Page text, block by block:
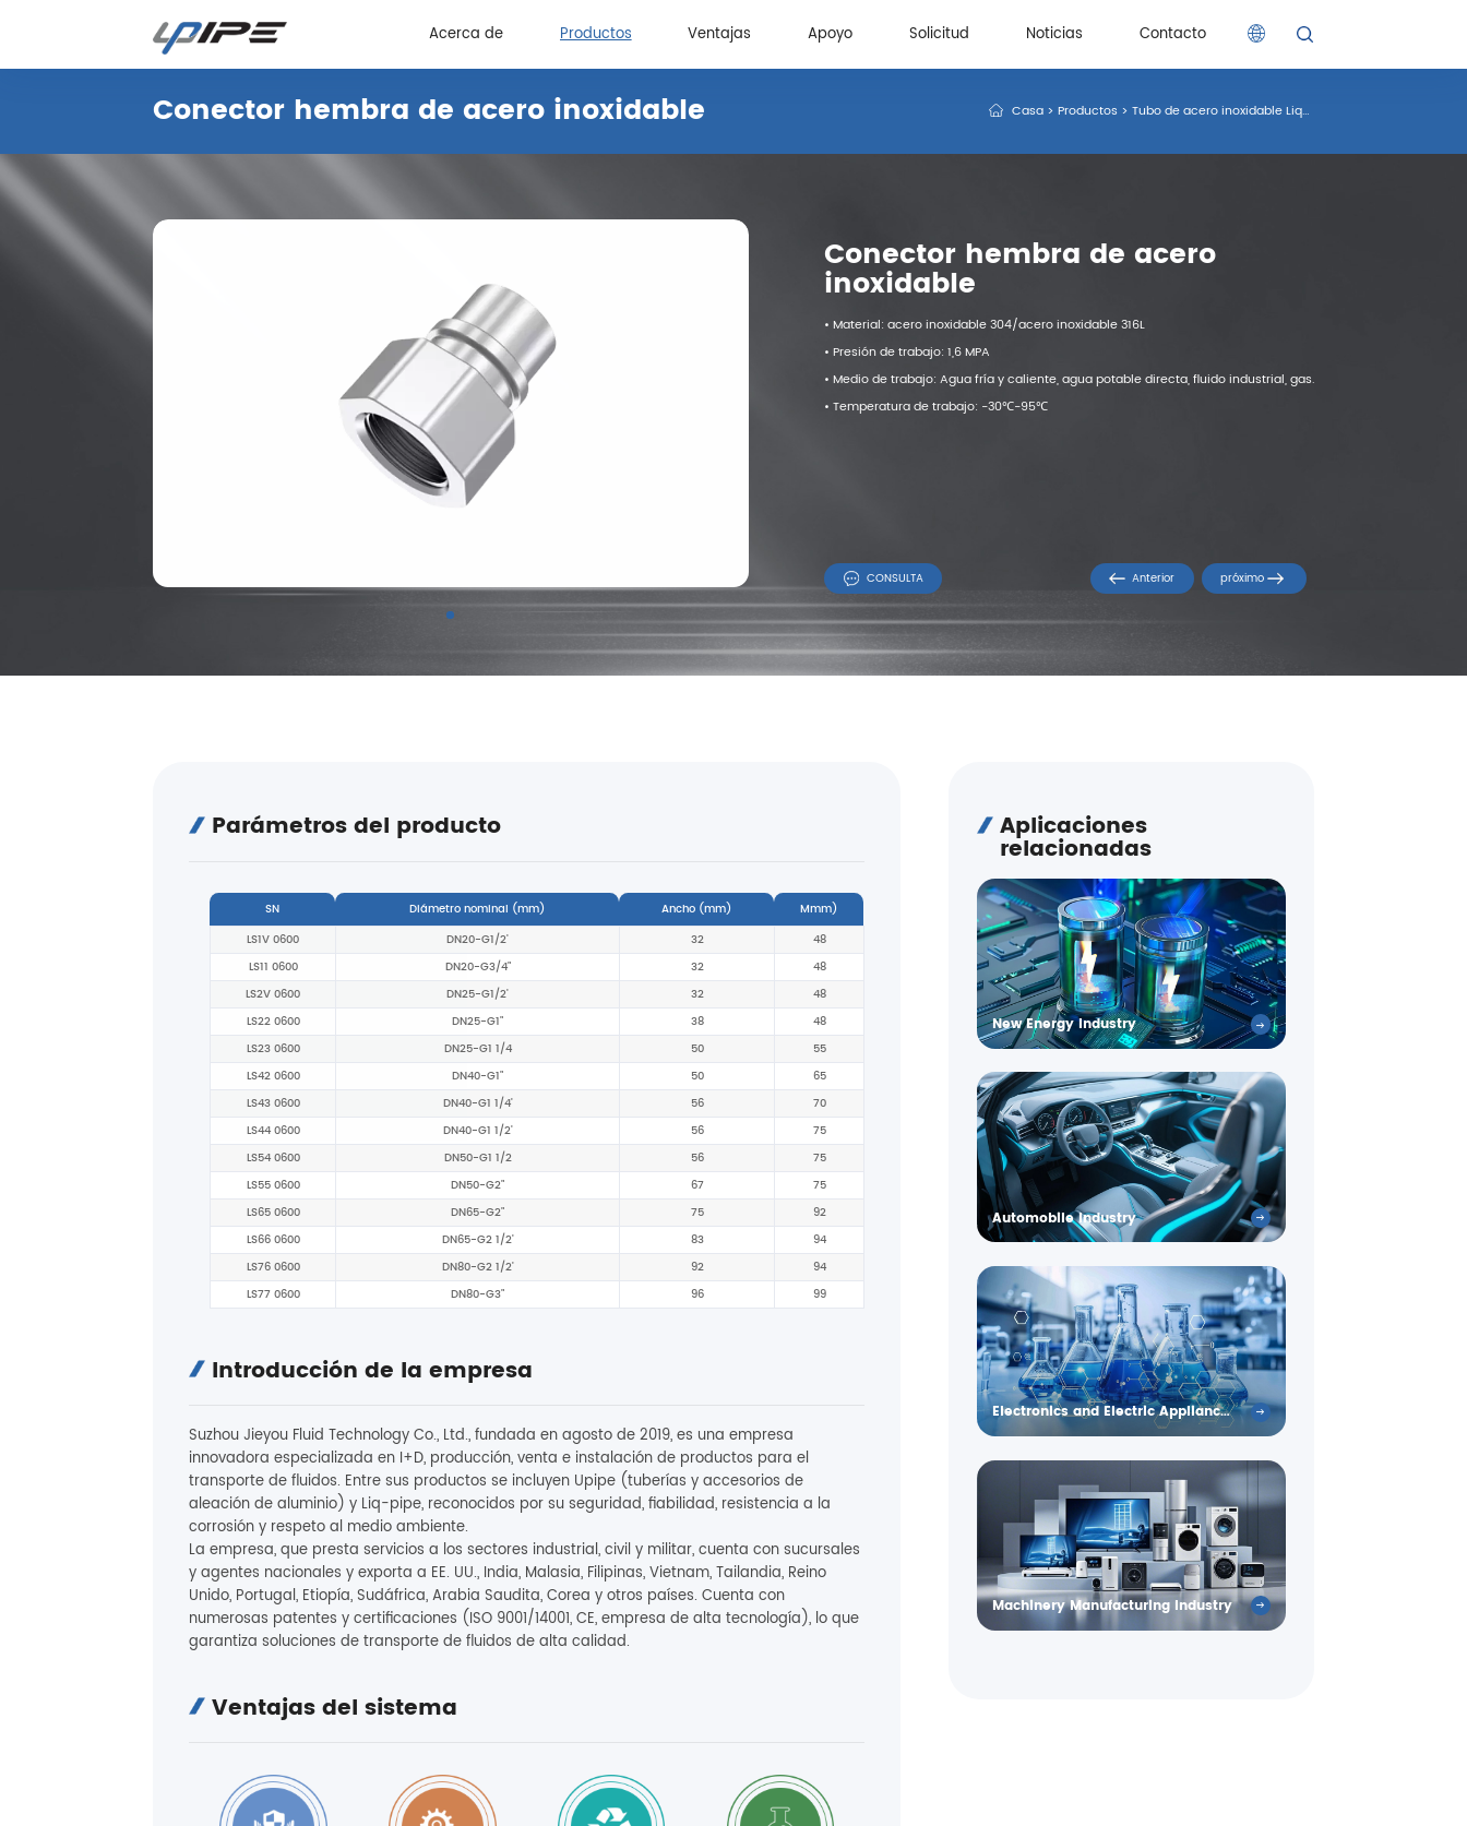
Acerca de Productos Ventajas Apoyo Solicitud Noticias Contacto
Casa >Productos >Tubo de acero inoxidable Liq-pipe
Conector hembra de acero inoxidable
Conector hembra de acero
inoxidable
• Material: acero inoxidable 304/acero inoxidable 316L
• Presión de trabajo: 1,6 MPA
• Medio de trabajo: Agua fría y caliente, agua potable directa, fluido industrial, gas.
• Temperatura de trabajo: -30℃-95℃
CONSULTA próximo
Anterior
Parámetros del producto
SN Diámetro nominal (mm) Ancho (mm) Mmm)
LS1V 0600 DN20-G1/2' 32 48
LS11 0600 DN20-G3/4" 32 48
LS2V 0600 DN25-G1/2' 32 48
LS22 0600 DN25-G1" 38 48
LS23 0600 DN25-G1 1/4 50 55
LS42 0600 DN40-G1" 50 65
LS43 0600 DN40-G1 1/4' 56 70
LS44 0600 DN40-G1 1/2' 56 75
LS54 0600 DN50-G1 1/2 56 75
LS55 0600 DN50-G2" 67 75
LS65 0600 DN65-G2" 75 92
LS66 0600 DN65-G2 1/2' 83 94
LS76 0600 DN80-G2 1/2' 92 94
LS77 0600 DN80-G3" 96 99
Introducción de la empresa
Suzhou Jieyou Fluid Technology Co., Ltd., fundada en agosto de 2019, es una empresa
innovadora especializada en I+D, producción, venta e instalación de productos para el
transporte de fluidos. Entre sus productos se incluyen Upipe (tuberías y accesorios de
aleación de aluminio) y Liq-pipe, reconocidos por su seguridad, fiabilidad, resistencia a la
corrosión y respeto al medio ambiente.
La empresa, que presta servicios a los sectores industrial, civil y militar, cuenta con sucursales
y agentes nacionales y exporta a EE. UU., India, Malasia, Filipinas, Vietnam, Tailandia, Reino
Unido, Portugal, Etiopía, Sudáfrica, Arabia Saudita, Corea y otros países. Cuenta con
numerosas patentes y certificaciones (ISO 9001/14001, CE, empresa de alta tecnología), lo que
garantiza soluciones de transporte de fluidos de alta calidad.
Ventajas del sistema
Aplicaciones
relacionadas
New Energy Industry
Automobile Industry
Electronics and Electric Appliance Industry
Machinery Manufacturing Industry